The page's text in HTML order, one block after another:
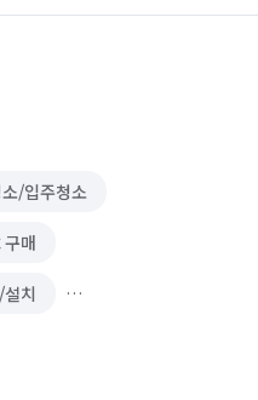
/입주청소
매
치